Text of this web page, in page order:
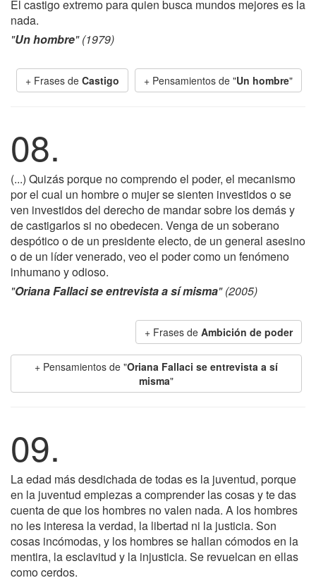
El castigo extremo para quien busca mundos mejores es la
nada.
"Un hombre" (1979)
+ Frases de Castigo + Pensamientos de "Un hombre"
08.
(...) Quizás porque no comprendo el poder, el mecanismo
por el cual un hombre o mujer se sienten investidos o se
ven investidos del derecho de mandar sobre los demás y
de castigarlos si no obedecen. Venga de un soberano
despótico o de un presidente electo, de un general asesino
o de un líder venerado, veo el poder como un fenómeno
inhumano y odioso.
"Oriana Fallaci se entrevista a sí misma" (2005)
+ Frases de Ambición de poder
+ Pensamientos de "Oriana Fallaci se entrevista a sí
misma"
09.
La edad más desdichada de todas es la juventud, porque
en la juventud empiezas a comprender las cosas y te das
cuenta de que los hombres no valen nada. A los hombres
no les interesa la verdad, la libertad ni la justicia. Son
cosas incómodas, y los hombres se hallan cómodos en la
mentira, la esclavitud y la injusticia. Se revuelcan en ellas
como cerdos.